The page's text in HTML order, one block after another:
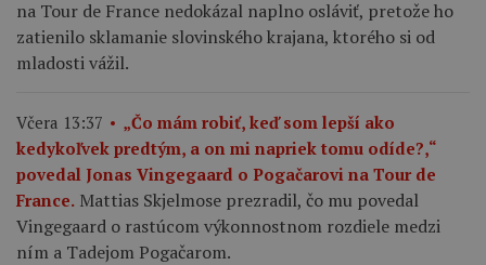
na Tour de France nedokázal naplno osláviť, pretože ho
zatienilo sklamanie slovinského krajana, ktorého si od
mladosti vážil.
Včera 13:37
„Čo mám robiť, keď som lepší ako
kedykoľvek predtým, a on mi napriek tomu odíde?,“
povedal Jonas Vingegaard o Pogačarovi na Tour de
France. Mattias Skjelmose prezradil, čo mu povedal
Vingegaard o rastúcom výkonnostnom rozdiele medzi
ním a Tadejom Pogačarom.